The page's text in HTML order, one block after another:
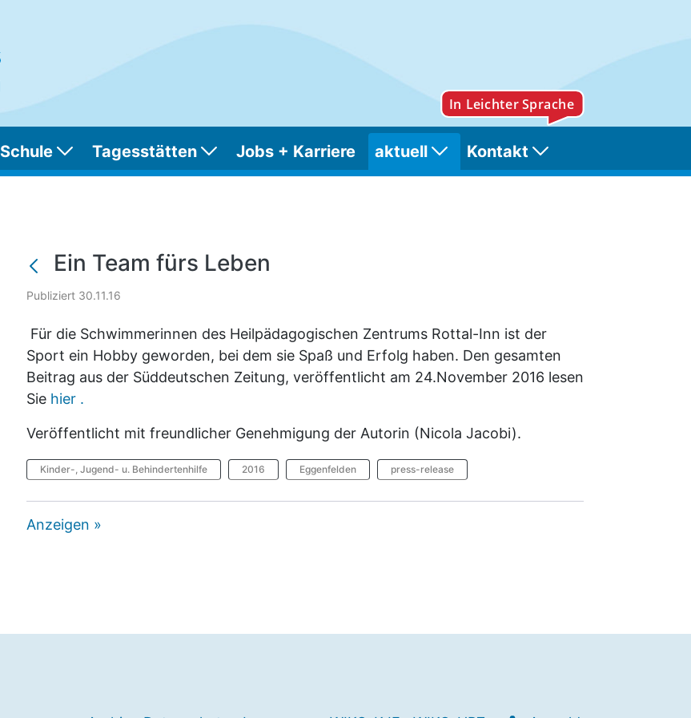
Schule Tagesstätten Jobs + Karriere aktuell Kontakt
Ein Team fürs Leben
Publiziert 30.11.16
Für die Schwimmerinnen des Heilpädagogischen Zentrums Rottal-Inn ist der
Sport ein Hobby geworden, bei dem sie Spaß und Erfolg haben. Den gesamten
Beitrag aus der Süddeutschen Zeitung, veröffentlicht am 24.November 2016 lesen
Sie hier .
Veröffentlicht mit freundlicher Genehmigung der Autorin (Nicola Jacobi).
Kinder-, Jugend- u. Behindertenhilfe 2016 Eggenfelden press-release
Anzeigen »